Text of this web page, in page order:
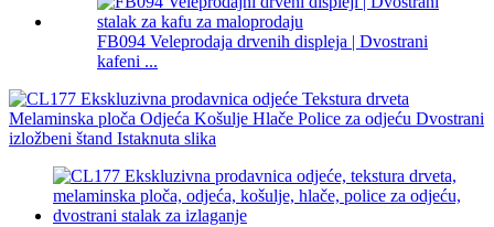
FB094 Veleprodaja drvenih displeja | Dvostrani
kafeni ...